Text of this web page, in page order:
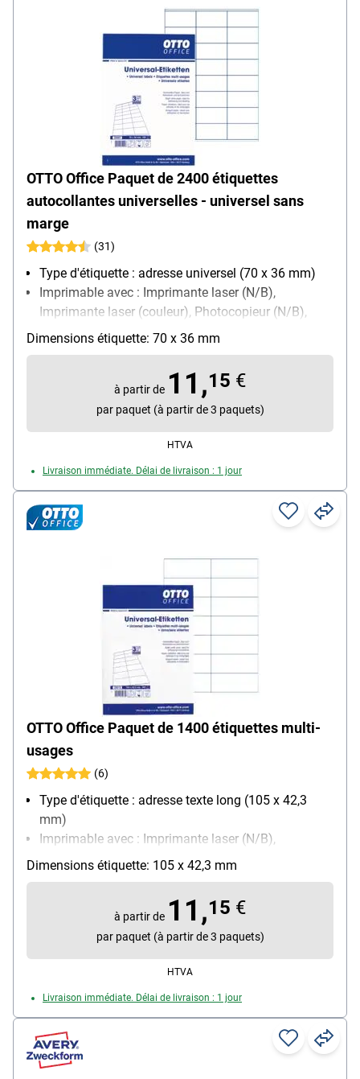
OTTO Office Paquet de 2400 étiquettes
autocollantes universelles - universel sans
marge
(31)
Type d'étiquette : adresse universel (70 x 36 mm)
Imprimable avec : Imprimante laser (N/B),
Imprimante laser (couleur), Photocopieur (N/B),
Photocopieur (couleur), Imprimante jet d’encre
(N/B), Imprimante jet d’encre (couleur)
Propriété d’adhésion : permanente
Dimensions étiquette: 70 x 36 mm
à partir de 11,15 €
par paquet (à partir de 3 paquets)
HTVA
Livraison immédiate. Délai de livraison : 1 jour
OTTO Office Paquet de 1400 étiquettes multi-
usages
(6)
Type d'étiquette : adresse texte long (105 x 42,3
mm)
Imprimable avec : Imprimante laser (N/B),
Imprimante laser (couleur), Photocopieur (N/B),
Photocopieur (couleur), Imprimante jet d’encre
(N/B), Imprimante jet d’encre (couleur)
Propriété d’adhésion : permanente
Dimensions étiquette: 105 x 42,3 mm
à partir de 11,15 €
par paquet (à partir de 3 paquets)
HTVA
Livraison immédiate. Délai de livraison : 1 jour